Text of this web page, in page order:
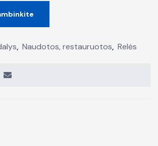
, Naudotos, restauruotos, Relės